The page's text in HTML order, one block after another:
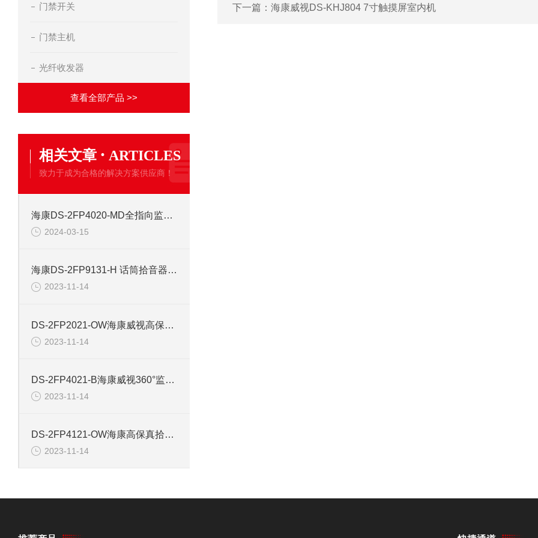
门禁开关
门禁主机
光纤收发器
查看全部产品 >>
相关文章 · ARTICLES
致力于成为合格的解决方案供应商！
海康DS-2FP4020-MD全指向监控拾音器
2024-03-15
海康DS-2FP9131-H 话筒拾音器前级鹅颈麦克风
2023-11-14
DS-2FP2021-OW海康威视高保真防水拾音器
2023-11-14
DS-2FP4021-B海康威视360°监控拾音器
2023-11-14
DS-2FP4121-OW海康高保真拾音头高效降噪拾音器
2023-11-14
下一篇： 海康威视DS-KHJ804 7寸触摸屏室内机